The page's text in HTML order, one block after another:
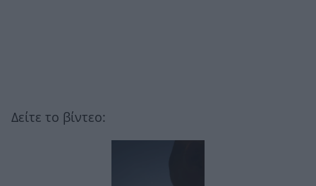
Δείτε το βίντεο: